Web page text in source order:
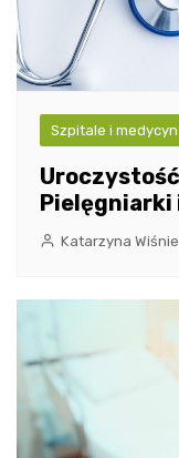
Szpitale i
Pielęgniarki
Katarzyna